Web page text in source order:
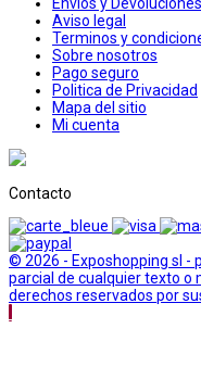
Aviso legal
Terminos y
Sobre nosotros
Pago seguro
Politica de Privacidad
Mapa del sitio
Mi cuenta
Contacto
© 2026 - Exposhopping sl -
parcial de cualquier texto o
derechos reservados por